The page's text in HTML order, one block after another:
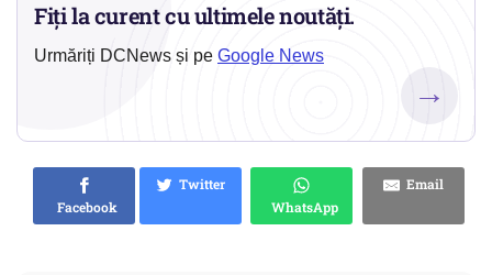
Fiți la curent cu ultimele noutăți.
Urmăriți DCNews și pe Google News
→
Facebook
Twitter
WhatsApp
Email